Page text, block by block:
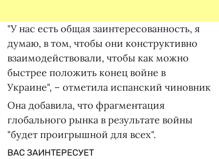
"У нас есть общая заинтересованность, я
думаю, в том, чтобы они конструктивно
взаимодействовали, чтобы как можно
быстрее положить конец войне в
Украине", – отметила испанский чиновник
Она добавила, что фрагментация
глобального рынка в результате войны
"будет проигрышной для всех".
ВАС ЗАИНТЕРЕСУЕТ